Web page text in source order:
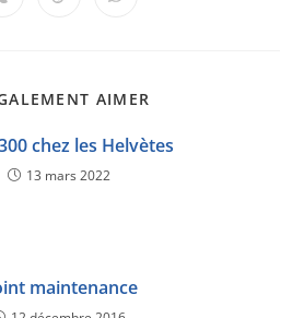
AIMER
chez les Helvètes
13 mars 2022
maintenance